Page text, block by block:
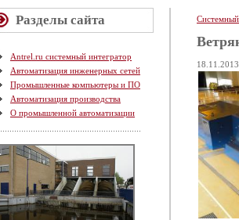
Разделы сайта
Antrel.ru системный интегратор
Автоматизация инженерных сетей
Промышленные компьютеры и ПО
Автоматизация производства
О промышленной автоматизации